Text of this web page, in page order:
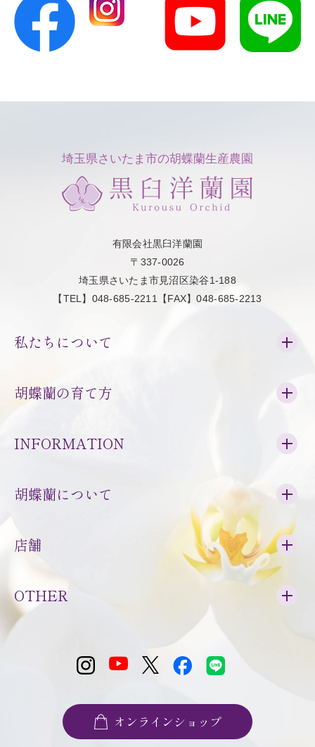
埼玉県さいたま市の胡蝶蘭生産農園
有限会社黒臼洋蘭園
〒337-0026
埼玉県さいたま市見沼区染谷1-188
【TEL】048-685-2211【FAX】048-685-2213
私たちについて
胡蝶蘭の育て方
INFORMATION
胡蝶蘭について
店舗
OTHER
オンラインショップ